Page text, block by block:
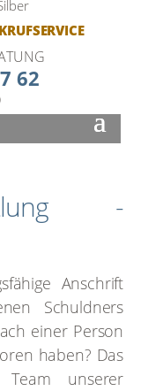
62
-
Anschrift
Schuld­ners
einer Per­son
haben? Das
Team unse­rer